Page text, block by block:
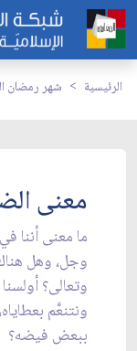
الرئيسية شهر رمضان
معنى
ما معنى أننا
وجل، وهل
وتعالى؟
ونتنعَّم
ببعض فيضه؟